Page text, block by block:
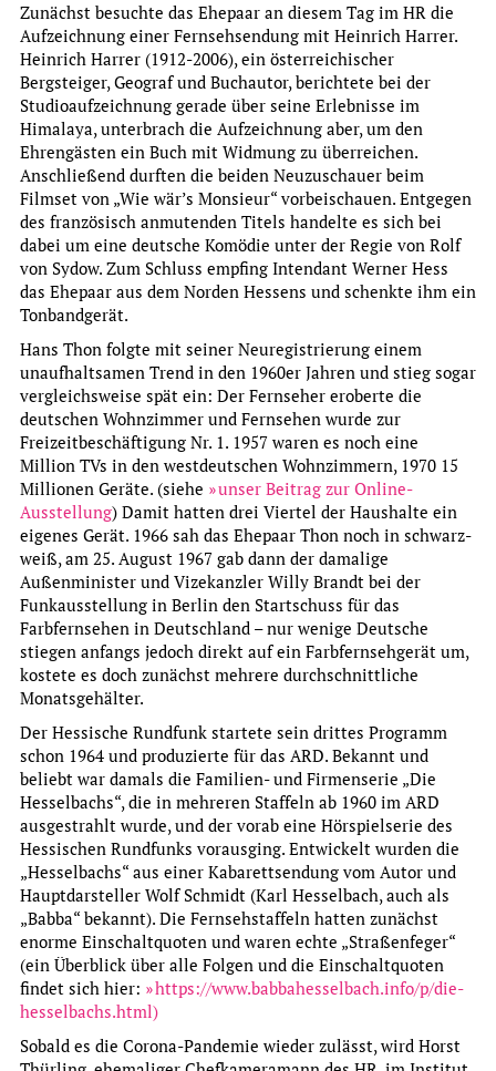
Zunächst besuchte das Ehepaar an diesem Tag im HR die
Aufzeichnung einer Fernsehsendung mit Heinrich Harrer.
Heinrich Harrer (1912-2006), ein österreichischer
Bergsteiger, Geograf und Buchautor, berichtete bei der
Studioaufzeichnung gerade über seine Erlebnisse im
Himalaya, unterbrach die Aufzeichnung aber, um den
Ehrengästen ein Buch mit Widmung zu überreichen.
Anschließend durften die beiden Neuzuschauer beim
Filmset von „Wie wär’s Monsieur“ vorbeischauen. Entgegen
des französisch anmutenden Titels handelte es sich bei
dabei um eine deutsche Komödie unter der Regie von Rolf
von Sydow. Zum Schluss empfing Intendant Werner Hess
das Ehepaar aus dem Norden Hessens und schenkte ihm ein
Tonbandgerät.
Hans Thon folgte mit seiner Neuregistrierung einem
unaufhaltsamen Trend in den 1960er Jahren und stieg sogar
vergleichsweise spät ein: Der Fernseher eroberte die
deutschen Wohnzimmer und Fernsehen wurde zur
Freizeitbeschäftigung Nr. 1. 1957 waren es noch eine
Million TVs in den westdeutschen Wohnzimmern, 1970 15
Millionen Geräte. (siehe
unser Beitrag zur Online-
Ausstellung) Damit hatten drei Viertel der Haushalte ein
eigenes Gerät. 1966 sah das Ehepaar Thon noch in schwarz-
weiß, am 25. August 1967 gab dann der damalige
Außenminister und Vizekanzler Willy Brandt bei der
Funkausstellung in Berlin den Startschuss für das
Farbfernsehen in Deutschland – nur wenige Deutsche
stiegen anfangs jedoch direkt auf ein Farbfernsehgerät um,
kostete es doch zunächst mehrere durchschnittliche
Monatsgehälter.
Der Hessische Rundfunk startete sein drittes Programm
schon 1964 und produzierte für das ARD. Bekannt und
beliebt war damals die Familien- und Firmenserie „Die
Hesselbachs“, die in mehreren Staffeln ab 1960 im ARD
ausgestrahlt wurde, und der vorab eine Hörspielserie des
Hessischen Rundfunks vorausging. Entwickelt wurden die
„Hesselbachs“ aus einer Kabarettsendung vom Autor und
Hauptdarsteller Wolf Schmidt (Karl Hesselbach, auch als
„Babba“ bekannt). Die Fernsehstaffeln hatten zunächst
enorme Einschaltquoten und waren echte „Straßenfeger“
(ein Überblick über alle Folgen und die Einschaltquoten
findet sich hier:
https://www.babbahesselbach.info/p/die-
hesselbachs.html)
Sobald es die Corona-Pandemie wieder zulässt, wird Horst
Inszenierungen des Frankfurter Schauspielhauses
und des TAT (Theater am Turm) fanden in den
1960ern deutschlandweit Beachtung.
more
Permanent Offer
Schlaglichter auf die 60er
Online-Article
BEATLEMANIA UND JUGENDKULTUR IN DEN 1960ER
JAHREN
An den Samstagnachmittagen, an denen in den
1960er Jahren die Läden noch nicht geöffnet hatten,
war die Frankfurter Hauptwache noch „eine Stätte der
Beschaulichkeit“. Doch gegen 17 Uhr kamen die
damals so genannten „Frankfurter Beatles“.
more
Permanent Offer
Einblicke in Frankfurts Geschichte
© ISG FFM: Ratifizierung des Steinbuches von Bonames, 26.
April 1723
Online-Article
BONAMESER WASSERBURG UND HAUSENER MÜHLE 1721
UND 1724 IN STEINBÜCHERN DES KORNAMTES